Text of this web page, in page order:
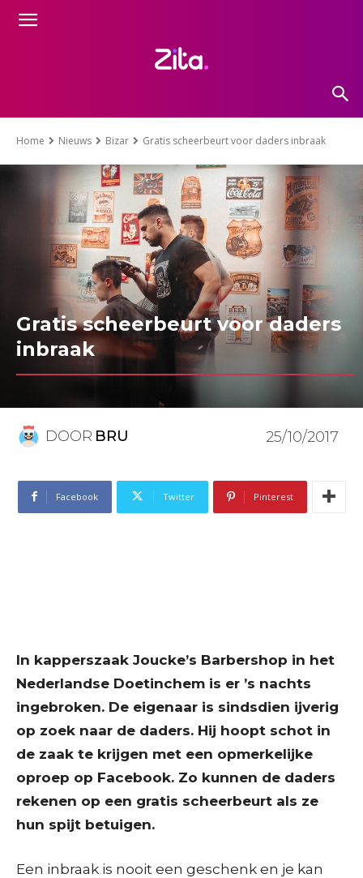
Home Nieuws Bizar Gratis scheerbeurt voor daders inbraak
Gratis scheerbeurt voor daders
inbraak
DOOR BRU 25/10/2017
Facebook Twitter Pinterest
In kapperszaak Joucke’s Barbershop in het
Nederlandse Doetinchem is er ’s nachts
ingebroken. De eigenaar is sindsdien ijverig
op zoek naar de daders. Hij hoopt schot in
de zaak te krijgen met een opmerkelijke
oproep op Facebook. Zo kunnen de daders
rekenen op een gratis scheerbeurt als ze
hun spijt betuigen.
Een inbraak is nooit een geschenk en je kan